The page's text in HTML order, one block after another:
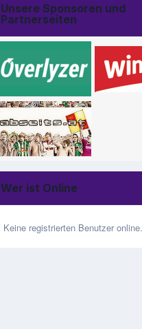
Unsere Sponsoren und
Partnerseiten
Wer ist Online
Keine registrierten Benutzer online.